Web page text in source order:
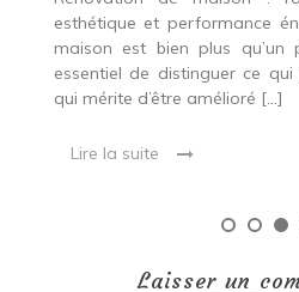
esthétique et performance
maison est bien plus qu’un
essentiel de distinguer ce
qui mérite d’être amélioré […]
Lire la suite
Laisser un